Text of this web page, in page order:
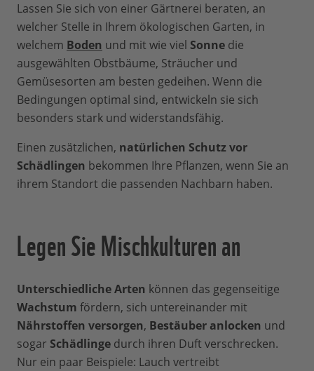
Lassen Sie sich von einer Gärtnerei beraten, an
welcher Stelle in Ihrem ökologischen Garten, in
welchem Boden und mit wie viel Sonne die
ausgewählten Obstbäume, Sträucher und
Gemüsesorten am besten gedeihen. Wenn die
Bedingungen optimal sind, entwickeln sie sich
besonders stark und widerstandsfähig.
Einen zusätzlichen, natürlichen Schutz vor
Schädlingen bekommen Ihre Pflanzen, wenn Sie an
ihrem Standort die passenden Nachbarn haben.
Legen Sie Mischkulturen an
Unterschiedliche Arten können das gegenseitige
Wachstum fördern, sich untereinander mit
Nährstoffen versorgen, Bestäuber anlocken und
sogar Schädlinge durch ihren Duft verschrecken.
Nur ein paar Beispiele: Lauch vertreibt